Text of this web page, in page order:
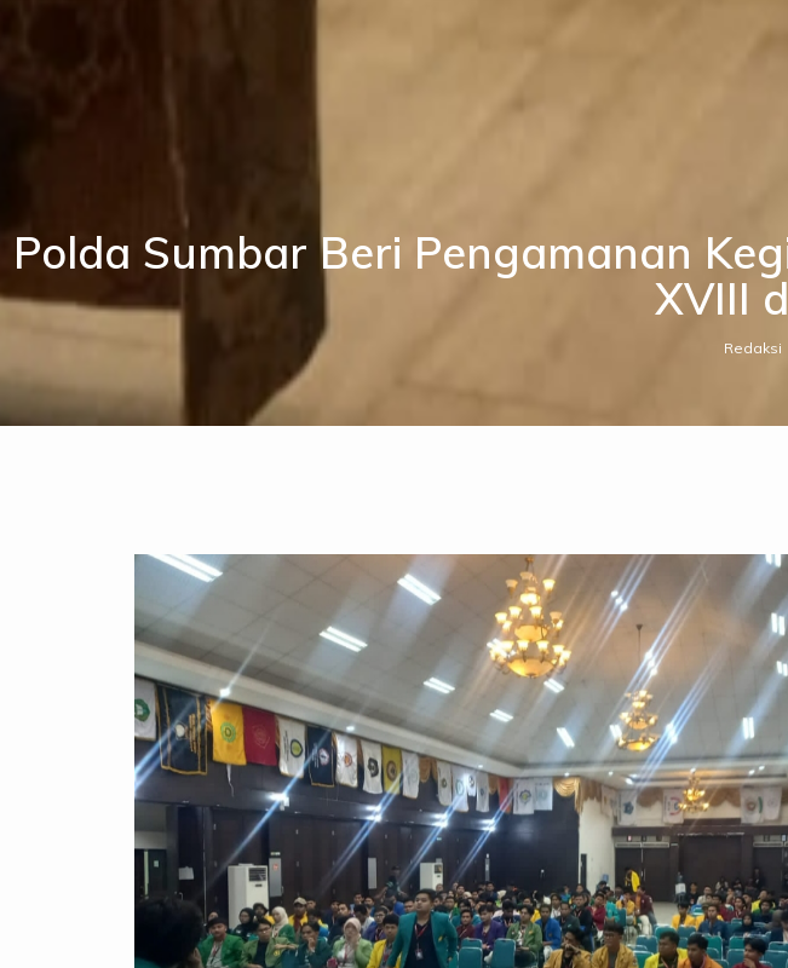
Polda Sumbar Beri Pengamanan
XVIII
Redaksi